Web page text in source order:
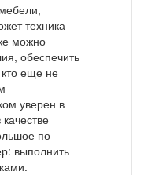
техника
можно
обеспечить
еще не
уверен в
по
выполнить